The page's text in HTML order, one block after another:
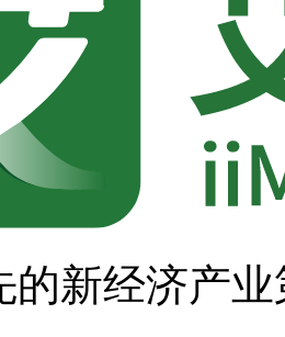
的新经济产